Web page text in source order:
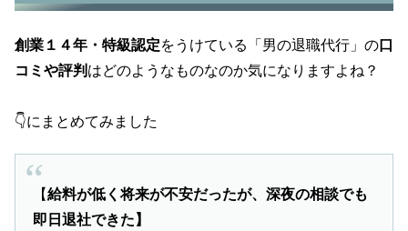
創業１４年・特級認定をうけている「男の退職代行」の口
コミや評判はどのようなものなのか気になりますよね？
👇にまとめてみました
【給料が低く将来が不安だったが、深夜の相談でも
即日退社できた】